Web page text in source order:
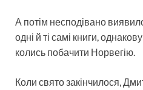
А потім несподівано
одні й ті самі книги,
колись побачити Норвегію.
Коли свято закінчилося,